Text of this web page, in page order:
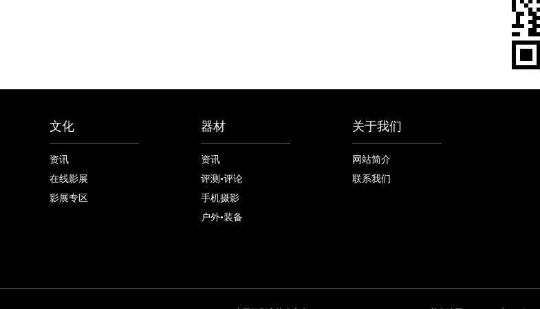
文化
资讯
在线影展
影展专区
器材
资讯
评测•评论
手机摄影
户外•装备
关于我们
网站简介
联系我们